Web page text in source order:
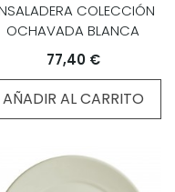
COLECCIÓN
OCHAVADA BLANCA
77,40 €
AÑADIR AL CARRITO